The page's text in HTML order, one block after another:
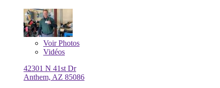
VoirPhotos
Vidéos
42301 N 41st Dr
Anthem, AZ 85086